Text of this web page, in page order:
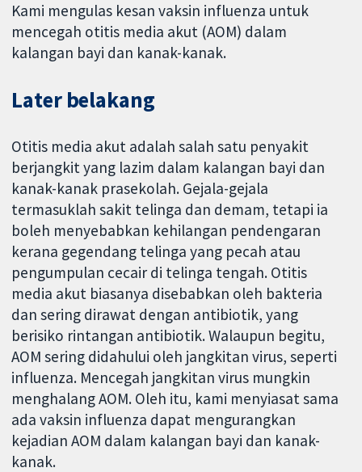
Kami mengulas kesan vaksin influenza untuk
mencegah otitis media akut (AOM) dalam
kalangan bayi dan kanak-kanak.
Later belakang
Otitis media akut adalah salah satu penyakit
berjangkit yang lazim dalam kalangan bayi dan
kanak-kanak prasekolah. Gejala-gejala
termasuklah sakit telinga dan demam, tetapi ia
boleh menyebabkan kehilangan pendengaran
kerana gegendang telinga yang pecah atau
pengumpulan cecair di telinga tengah. Otitis
media akut biasanya disebabkan oleh bakteria
dan sering dirawat dengan antibiotik, yang
berisiko rintangan antibiotik. Walaupun begitu,
AOM sering didahului oleh jangkitan virus, seperti
influenza. Mencegah jangkitan virus mungkin
menghalang AOM. Oleh itu, kami menyiasat sama
ada vaksin influenza dapat mengurangkan
kejadian AOM dalam kalangan bayi dan kanak-
kanak.